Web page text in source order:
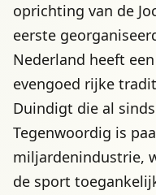
oprichting van de
eerste
Nederland heeft
evengoed rijke
Duindigt die al
Tegenwoordig is
miljardenindustrie,
de sport